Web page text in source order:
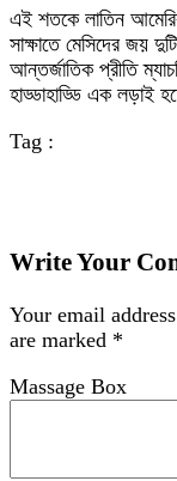
এই শতকে লাতিন
সাক্ষাতে মেসিদের জয়
আন্তর্জাতিক প্রীতি
হাড্ডাহাড্ডি এক লড়াই
Tag :
Write Your
Your email
are marked *
Massage Box